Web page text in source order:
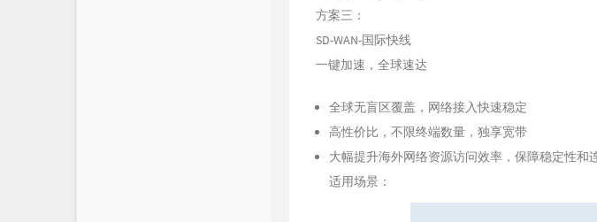
方案三：
SD-WAN-国际快线
一键加速，全球速达
全球无盲区覆盖，网络接入快速稳定
高性价比，不限终端数量，独享宽带
大幅提升海外网络资源访问效率，保障稳定性和
适用场景：